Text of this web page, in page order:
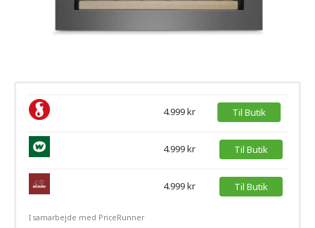
4.999 kr Til Butik
4.999 kr Til Butik
4.999 kr Til Butik
I samarbejde med PriceRunner